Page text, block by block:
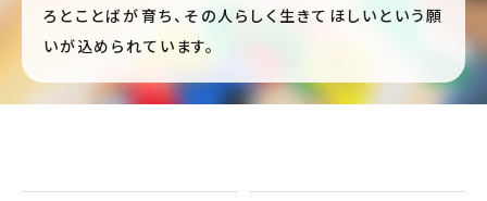
ろとことばが育ち、その人らしく生きてほしいという願
いが込められています。